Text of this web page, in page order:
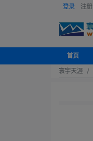
登录 注册
首页
寰宇天涯